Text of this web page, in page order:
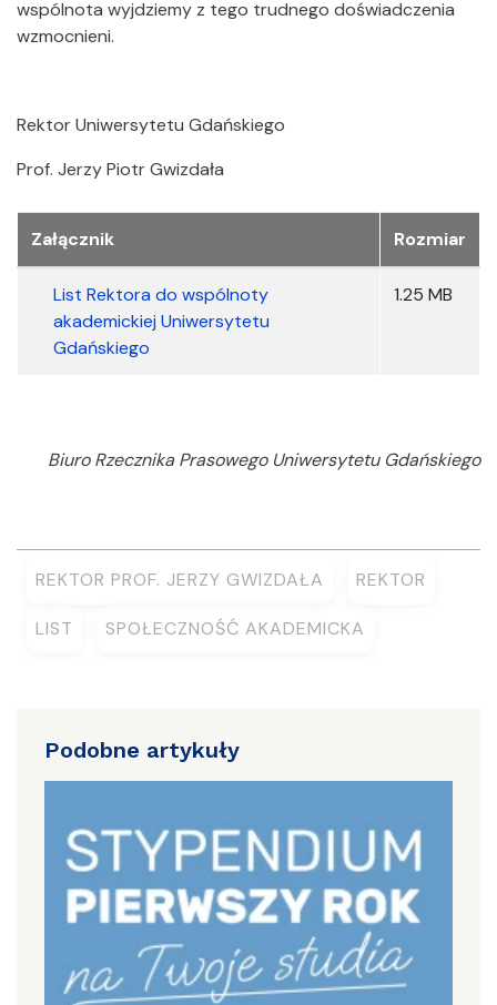
wspólnota wyjdziemy z tego trudnego doświadczenia
wzmocnieni.
Rektor Uniwersytetu Gdańskiego
Prof. Jerzy Piotr Gwizdała
Załączniki
Załącznik
Rozmiar
List Rektora do wspólnoty
akademickiej Uniwersytetu
Gdańskiego
1.25 MB
Biuro Rzecznika Prasowego Uniwersytetu Gdańskiego
REKTOR PROF. JERZY GWIZDAŁA REKTOR
LIST SPOŁECZNOŚĆ AKADEMICKA
Podobne artykuły